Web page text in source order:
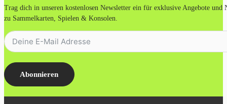
Trag dich in unseren kostenlosen Newsletter ein für exklusive Angebote und
zu Sammelkarten, Spielen & Konsolen.
Abonnieren